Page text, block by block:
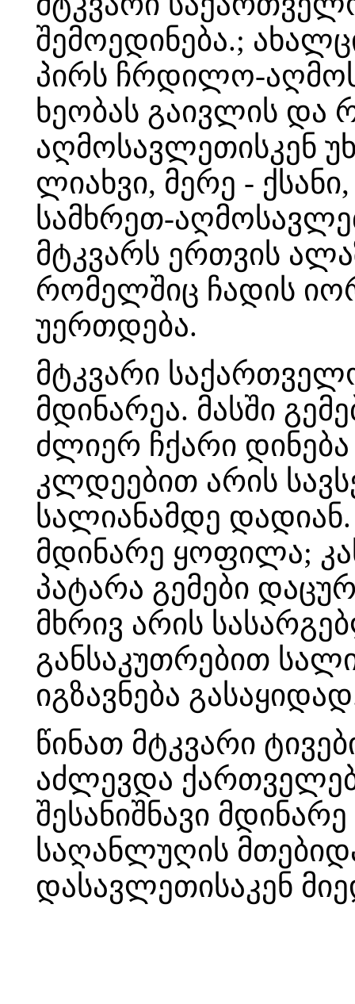
შემოედინება.;
პირს ჩრდილო-
ხეობას გაივლის და
აღმოსავლეთისკენ
ლიახვი, მერე -
სამხრეთ-
მტკვარს ერთვის
რომელშიც ჩადის
უერთდება.
მტკვარი
მდინარეა. მასში
ძლიერ ჩქარი
კლდეებით არის
სალიანამდე
მდინარე ყოფილა;
პატარა გემები
მხრივ არის
განსაკუთრებით
იგზავნება
წინათ მტკვარი
აძლევდა
შესანიშნავი
საღანლუღის
დასავლეთისაკენ